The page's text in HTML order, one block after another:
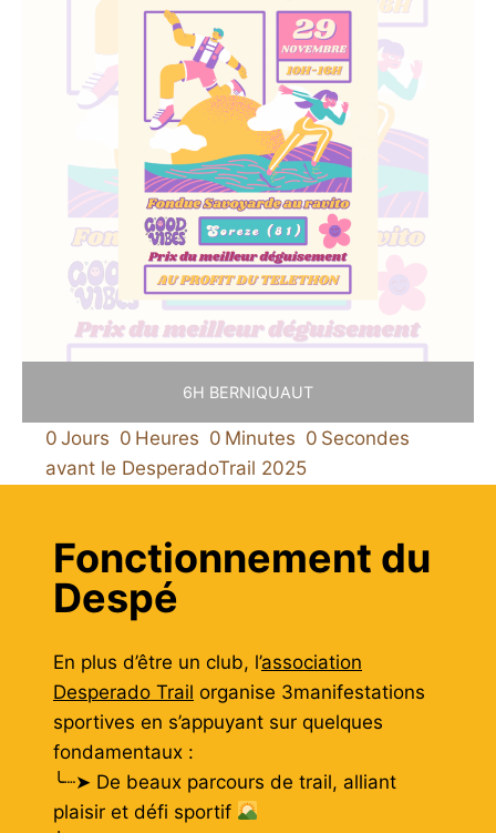
6H BERNIQUAUT
0 Jours 0 Heures 0 Minutes 0 Secondes
avant le DesperadoTrail 2025
Fonctionnement du
Despé
En plus d’être un club, l’association
Desperado Trail organise 3manifestations
sportives en s’appuyant sur quelques
fondamentaux :
╰┈➤ De beaux parcours de trail, alliant
plaisir et défi sportif